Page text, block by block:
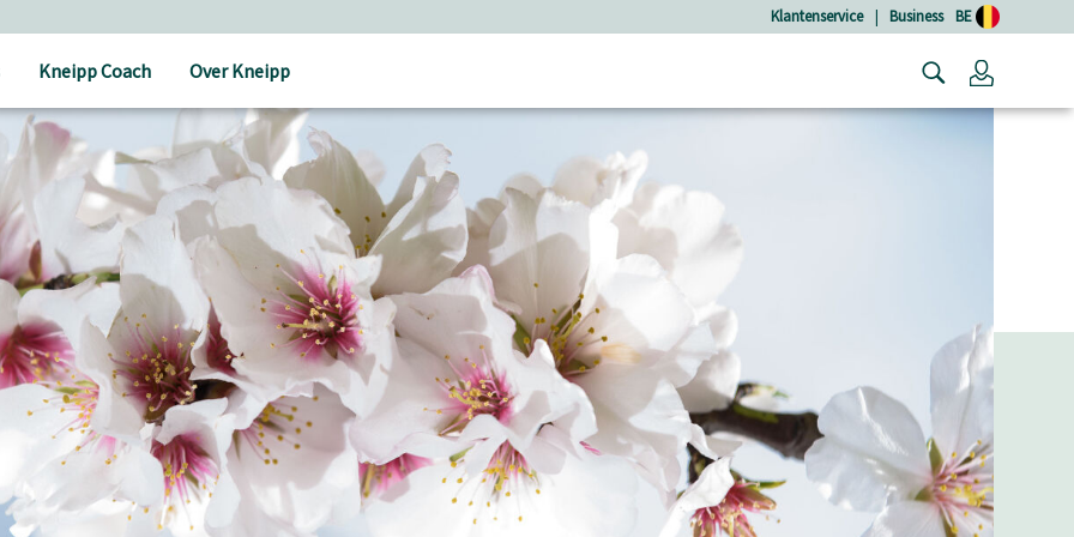
Klantenservice | Business BE
Kneipp Coach Over Kneipp